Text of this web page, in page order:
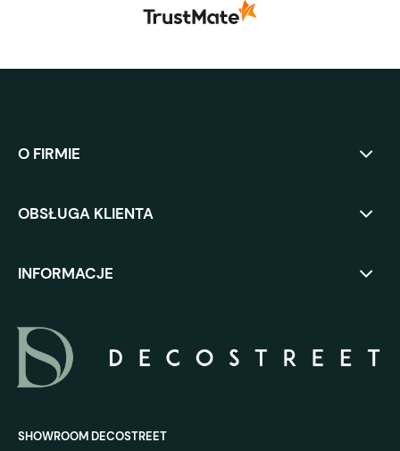
O FIRMIE
OBSŁUGA KLIENTA
INFORMACJE
SHOWROOM DECOSTREET